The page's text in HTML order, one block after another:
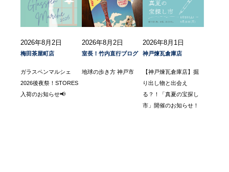
2026年8月2日
梅田茶屋町店
ガラスペンマルシェ
2026後夜祭！STORES
入荷のお知らせ📢
2026年8月2日
室長！竹内直行ブログ
地球の歩き方 神戸市
2026年8月1日
神戸煉瓦倉庫店
【神戸煉瓦倉庫店】掘
り出し物と出会え
る？！「真夏の宝探し
市」開催のお知らせ！